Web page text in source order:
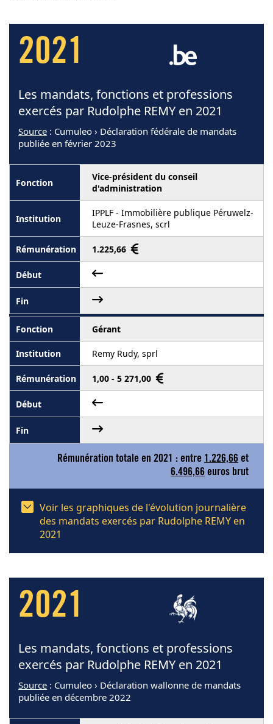
2021
Les mandats, fonctions et professions
exercés par Rudolphe REMY en 2021
Source : Cumuleo › Déclaration fédérale de mandats
publiée en février 2023
Vice-président du conseil
d'administration
IPPLF - Immobilière publique Péruwelz-
Leuze-Frasnes, scrl
1.225,66
Gérant
Remy Rudy, sprl
1,00 - 5 271,00
Rémunération totale en 2021 : entre 1.226,66 et
6.496,66 euros brut
Voir les graphiques de l'évolution journalière
des mandats exercés par Rudolphe REMY en
2021
2021
Les mandats, fonctions et professions
exercés par Rudolphe REMY en 2021
Source : Cumuleo › Déclaration wallonne de mandats
publiée en décembre 2022